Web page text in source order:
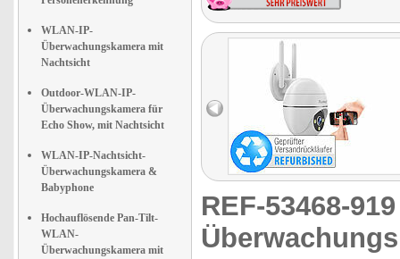
WLAN-IP-
Überwachungskamera mit
Nachtsicht
Outdoor-WLAN-IP-
Überwachungskamera für
Echo Show, mit Nachtsicht
WLAN-IP-Nachtsicht-
Überwachungskamera &
Babyphone
Hochauflösende Pan-Tilt-
WLAN-
Überwachungskamera mit
REF-53468-